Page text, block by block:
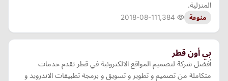
المنزلية.
منوعة 2018-08-11
بي أون قطر
أفضل شركة لتصميم المواقع الالكترونية في قطر تقدم خدمات
متكاملة من تصميم و تطوير و تسويق و برمجة تطبيقات الاندرويد و